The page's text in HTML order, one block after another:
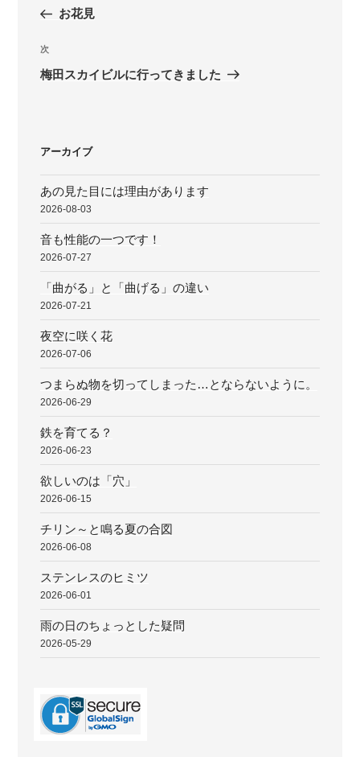
ナ
ビ
ゲ
ン
の
稿
お花見
次
の
次
梅田スカイビルに行ってきました
アーカイブ
あの見た目には理由があります
2026-08-03
音も性能の一つです！
2026-07-27
「曲がる」と「曲げる」の違い
2026-07-21
夜空に咲く花
2026-07-06
つまらぬ物を切ってしまった…とならないように。
2026-06-29
鉄を育てる？
2026-06-23
欲しいのは「穴」
2026-06-15
チリン～と鳴る夏の合図
2026-06-08
ステンレスのヒミツ
2026-06-01
雨の日のちょっとした疑問
2026-05-29